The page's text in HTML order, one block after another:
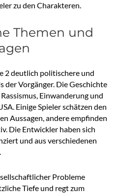
zu den Charakteren.
Themen und
2 deutlich politischere und
der Vorgänger. Die Geschichte
Einwanderung und
Einige Spieler schätzen den
Aussagen, andere empfinden
Die Entwickler haben sich
und aus verschiedenen
Probleme
Tiefe und regt zum